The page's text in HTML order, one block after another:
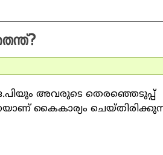
അവരുടെ തെരഞ്ഞെടുപ്പ്
കൈകാര്യം